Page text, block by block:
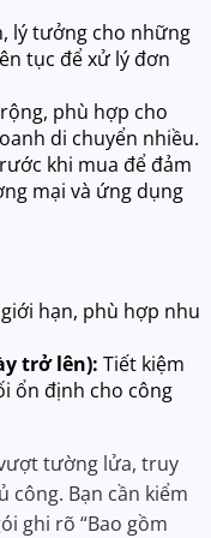
lý tưởng cho những
tục để xử lý đơn
phù hợp cho
di chuyển nhiều.
khi mua để đảm
mại và ứng dụng
hạn, phù hợp nhu
trở lên): Tiết kiệm
ổn định cho công
tường lửa, truy
công. Bạn cần kiểm
ghi rõ “Bao gồm